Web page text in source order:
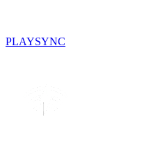
PLAYSYNC